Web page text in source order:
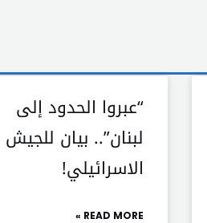
“عبروا الحدود إلى
لبنان”.. بيان للجيش
الاسرائيلي!
READ MORE »